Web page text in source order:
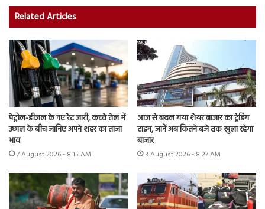
Related Articles
पेट्रोल-डीजल के नए रेट जारी, कच्चे तेल में
उछाल के बीच जानिए अपने शहर का ताजा
भाव
7 August 2026 - 8:15 AM
आज से बदल गया शेयर बाजार का ट्रेडिंग
टाइम, जानें अब कितने बजे तक खुला रहेगा
बाजार
3 August 2026 - 8:27 AM